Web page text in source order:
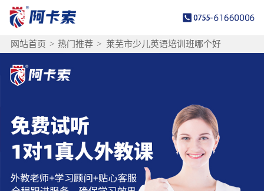
网站首页 > 热门推荐 > 莱芜市少儿英语培训班哪个好